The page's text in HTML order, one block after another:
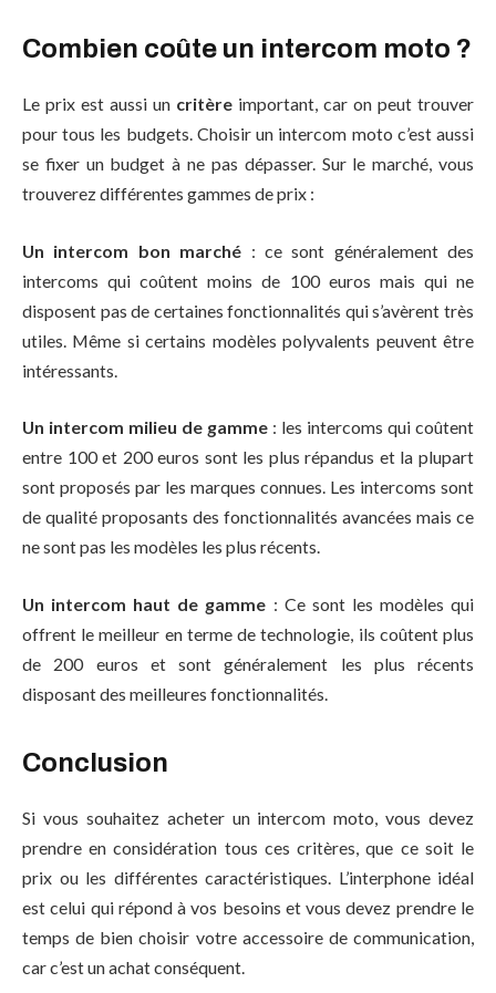
Combien coûte un intercom moto ?
Le prix est aussi un critère important, car on peut trouver
pour tous les budgets. Choisir un intercom moto c’est aussi
se fixer un budget à ne pas dépasser. Sur le marché, vous
trouverez différentes gammes de prix :
Un intercom bon marché : ce sont généralement des
intercoms qui coûtent moins de 100 euros mais qui ne
disposent pas de certaines fonctionnalités qui s’avèrent très
utiles. Même si certains modèles polyvalents peuvent être
intéressants.
Un intercom milieu de gamme : les intercoms qui coûtent
entre 100 et 200 euros sont les plus répandus et la plupart
sont proposés par les marques connues. Les intercoms sont
de qualité proposants des fonctionnalités avancées mais ce
ne sont pas les modèles les plus récents.
Un intercom haut de gamme : Ce sont les modèles qui
offrent le meilleur en terme de technologie, ils coûtent plus
de 200 euros et sont généralement les plus récents
disposant des meilleures fonctionnalités.
Conclusion
Si vous souhaitez acheter un intercom moto, vous devez
prendre en considération tous ces critères, que ce soit le
prix ou les différentes caractéristiques. L’interphone idéal
est celui qui répond à vos besoins et vous devez prendre le
temps de bien choisir votre accessoire de communication,
car c’est un achat conséquent.